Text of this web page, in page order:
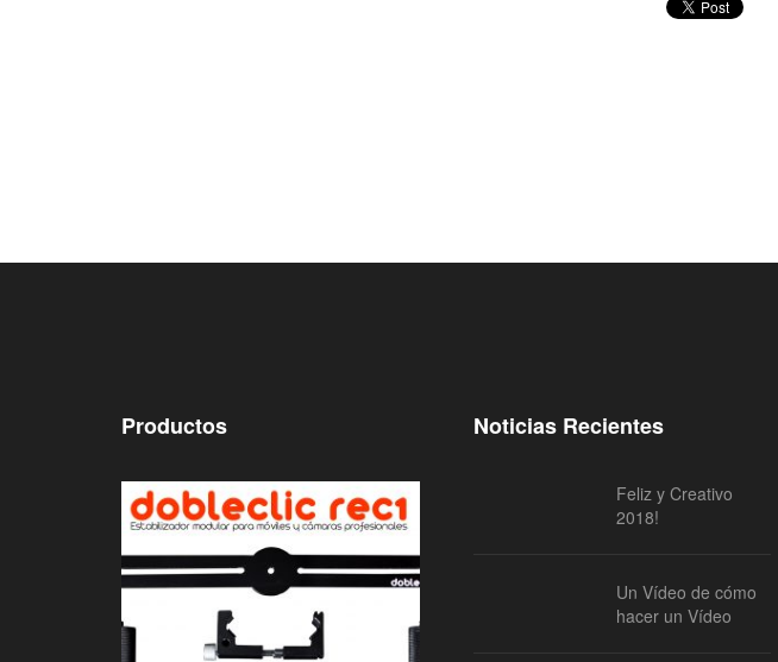
Productos Noticias Recientes
Feliz y Creativo
2018!
Un Vídeo de cómo
hacer un Vídeo